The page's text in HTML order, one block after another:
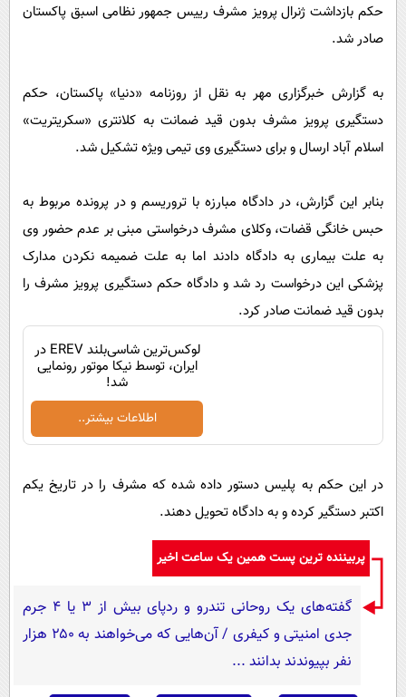
یک برش دانایی
محیط زیست
بین الملل
علم و دانش
فناوری و It
علمی
قرآن
گوناگون
باشگاه مغز
اقتصاد
سیاست
فناوری
گوناگون
حوادث
محیط زیست
سلامت
فرهنگی
بین الملل
اجتماعی
حیات وحش
سیاست خارجی
عصر ایران 2
خواندنی ها و دیدنی ها
داستان کوتاه
آشپزی
دانلود
آموزش زبان
حکم بازداشت ژنرال پرویز مشرف رییس جمهور نظامی اسبق پاکستان
صادر شد.
به گزارش خبرگزاری مهر به نقل از روزنامه «دنیا» پاکستان، حکم
دستگیری پرویز مشرف بدون قید ضمانت به کلانتری «سکریتریت»
اسلام آباد ارسال و برای دستگیری وی تیمی ویژه تشکیل شد.
بنابر این گزارش، در دادگاه مبارزه با تروریسم و در پرونده مربوط به
حبس خانگی قضات، وکلای مشرف درخواستی مبنی بر عدم حضور وی
به علت بیماری به دادگاه دادند اما به علت ضمیمه نکردن مدارک
پزشکی این درخواست رد شد و دادگاه حکم دستگیری پرویز مشرف را
بدون قید ضمانت صادر کرد.
لوکس‌ترین شاسی‌بلند EREV در
ایران، توسط نیکا موتور رونمایی
شد!
اطلاعات بیشتر..
در این حکم به پلیس دستور داده شده که مشرف را در تاریخ یکم
اکتبر دستگیر کرده و به دادگاه تحویل دهند.
پربیننده ترین پست همین یک ساعت اخیر
گفته‌های یک روحانی تندرو و ردپای بیش از ۳ یا ۴ جرم
جدی امنیتی و کیفری / آن‌هایی که می‌خواهند به ۲۵۰ هزار
نفر بپیوندند بدانند ...